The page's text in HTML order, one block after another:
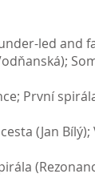
led and
První
(Jan